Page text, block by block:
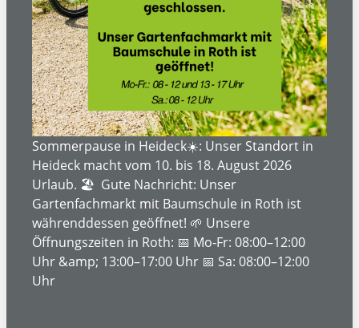
Bildergalerie überspringen
3.799,00 €*
Sommerpause in Heideck☀️: Unser Standort in
Heideck macht vom 10. bis 18. August 2026
Urlaub. 🏖️ Gute Nachricht: Unser
Gartenfachmarkt mit Baumschule in Roth ist
währenddessen geöffnet! 🌱 Unsere
Öffnungszeiten in Roth: 📅 Mo-Fr: 08:00–12:00
Uhr &amp; 13:00–17:00 Uhr 📅 Sa: 08:00–12:00
Uhr